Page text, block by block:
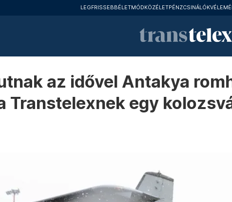
LEGFRISSEBBÉLETMÓDKÖZÉLETPÉNZCSINÁLÓK
az idővel Antakya
Transtelexnek egy